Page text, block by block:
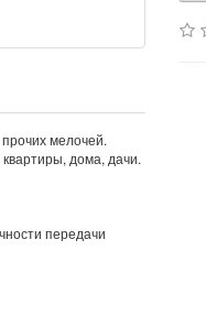
мелочей.
дома, дачи.
передачи